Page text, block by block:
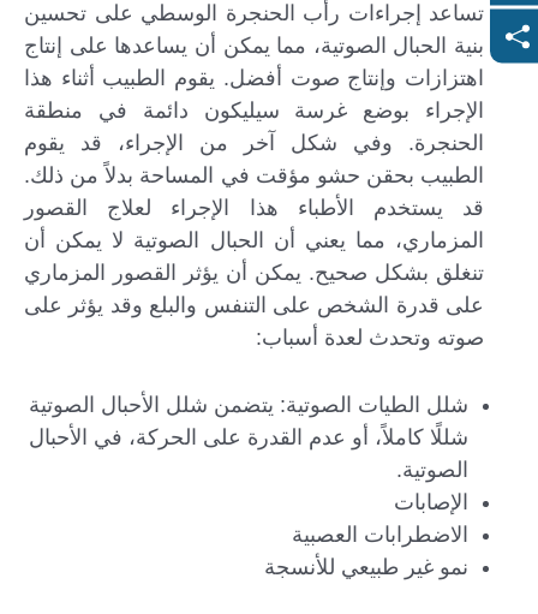
تساعد إجراءات رأب الحنجرة الوسطي على تحسين
بنية الحبال الصوتية، مما يمكن أن يساعدها على إنتاج
اهتزازات وإنتاج صوت أفضل. يقوم الطبيب أثناء هذا
الإجراء بوضع غرسة سيليكون دائمة في منطقة
الحنجرة. وفي شكل آخر من الإجراء، قد يقوم
الطبيب بحقن حشو مؤقت في المساحة بدلاً من ذلك.
قد يستخدم الأطباء هذا الإجراء لعلاج القصور
المزماري، مما يعني أن الحبال الصوتية لا يمكن أن
تنغلق بشكل صحيح. يمكن أن يؤثر القصور المزماري
على قدرة الشخص على التنفس والبلع وقد يؤثر على
صوته وتحدث لعدة أسباب:
شلل الطيات الصوتية: يتضمن شلل الأحبال الصوتية
شللًا كاملاً، أو عدم القدرة على الحركة، في الأحبال
الصوتية.
الإصابات
الاضطرابات العصبية
نمو غير طبيعي للأنسجة